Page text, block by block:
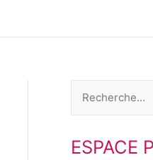
c
ESPACE